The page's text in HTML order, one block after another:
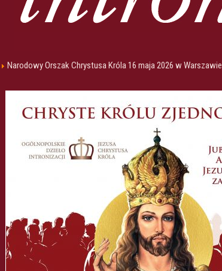
Narodowy Orszak Chrystusa Króla 16 maja 2026 w Warszawie